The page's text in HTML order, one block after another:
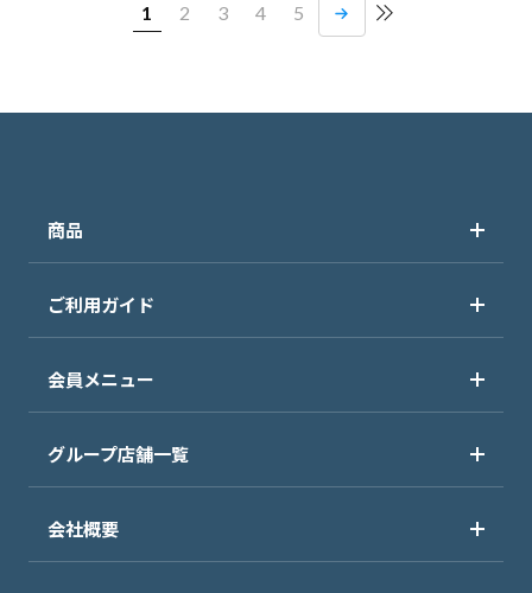
1 2 3 4 5
商品
ご利用ガイド
会員メニュー
グループ店舗一覧
会社概要